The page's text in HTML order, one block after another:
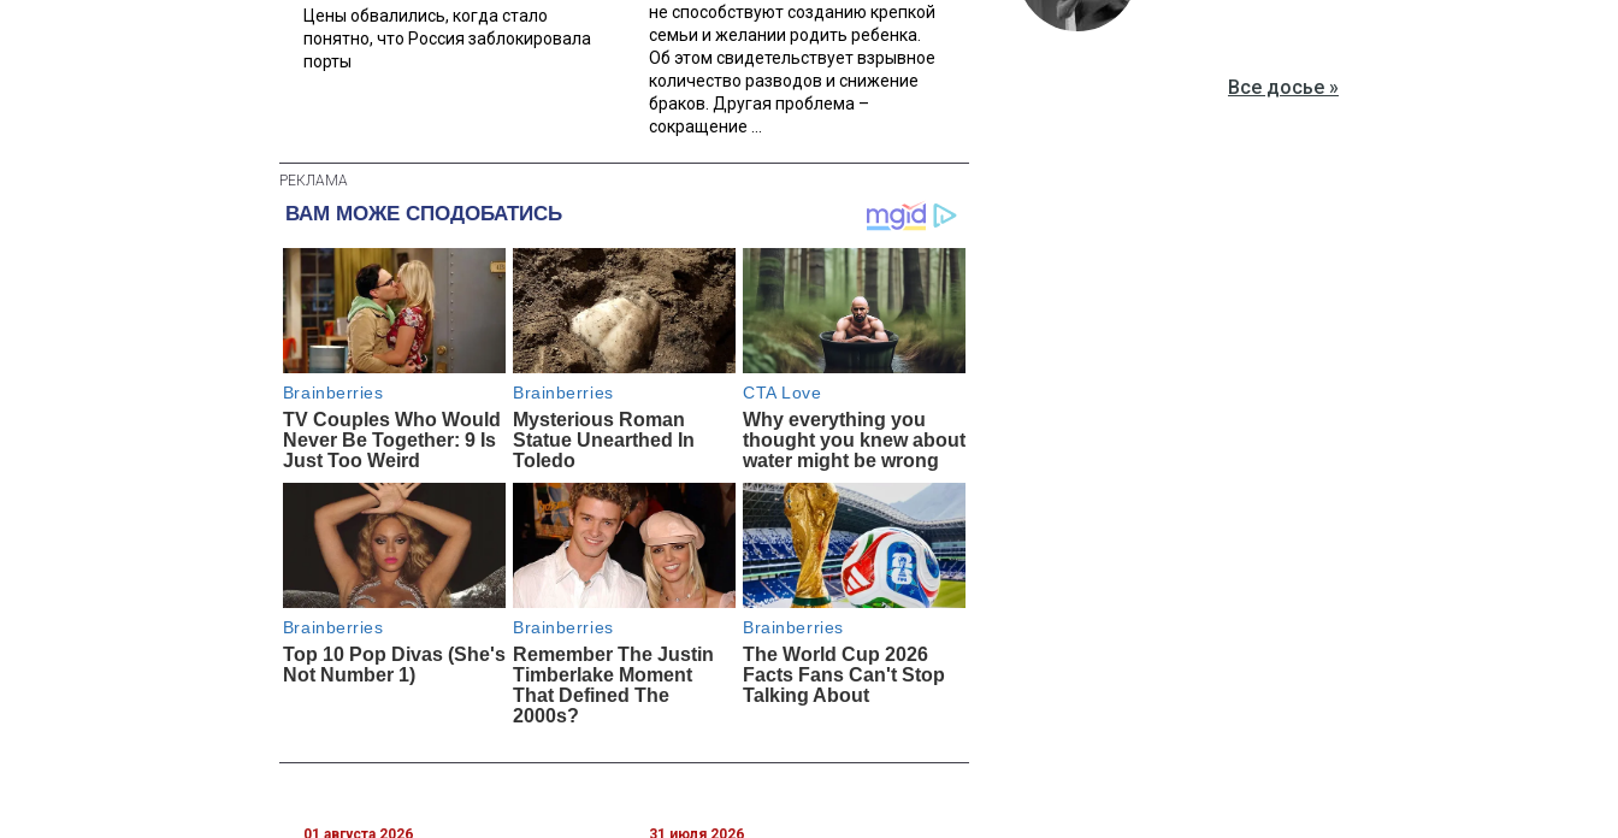
Цены обвалились, когда стало
понятно, что Россия заблокировала
порты
не способствуют созданию крепкой
семьи и желании родить ребенка.
Об этом свидетельствует взрывное
количество разводов и снижение
браков. Другая проблема –
сокращение ...
Все досье »